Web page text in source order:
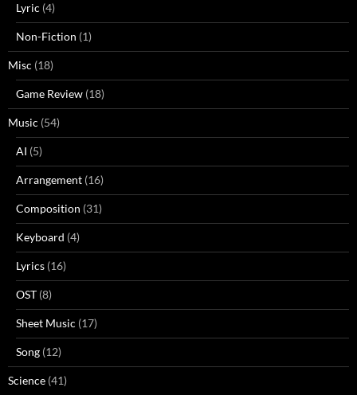
Lyric (4)
Non-Fiction (1)
Misc (18)
Game Review (18)
Music (54)
AI (5)
Arrangement (16)
Composition (31)
Keyboard (4)
Lyrics (16)
OST (8)
Sheet Music (17)
Song (12)
Science (41)